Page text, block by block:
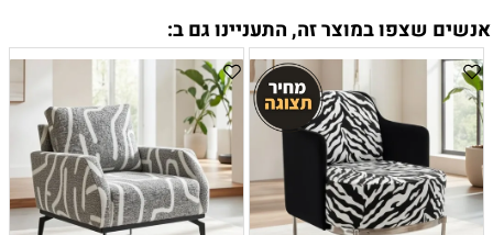
אנשים שצפו במוצר זה, התעניינו גם ב: